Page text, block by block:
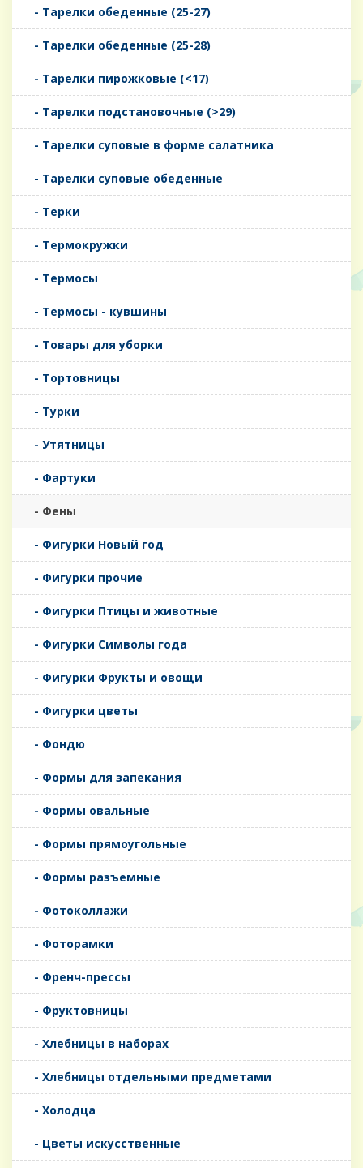
- Тарелки обеденные (25-27)
- Тарелки обеденные (25-28)
- Тарелки пирожковые (<17)
- Тарелки подстановочные (>29)
- Тарелки суповые в форме салатника
- Тарелки суповые обеденные
- Терки
- Термокружки
- Термосы
- Термосы - кувшины
- Товары для уборки
- Тортовницы
- Турки
- Утятницы
- Фартуки
- Фены
- Фигурки Новый год
- Фигурки прочие
- Фигурки Птицы и животные
- Фигурки Символы года
- Фигурки Фрукты и овощи
- Фигурки цветы
- Фондю
- Формы для запекания
- Формы овальные
- Формы прямоугольные
- Формы разъемные
- Фотоколлажи
- Фоторамки
- Френч-прессы
- Фруктовницы
- Хлебницы в наборах
- Хлебницы отдельными предметами
- Холодца
- Цветы искусственные